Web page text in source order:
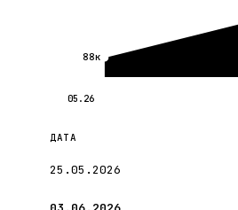
88к
05.26
ДАТА
25.05.2026